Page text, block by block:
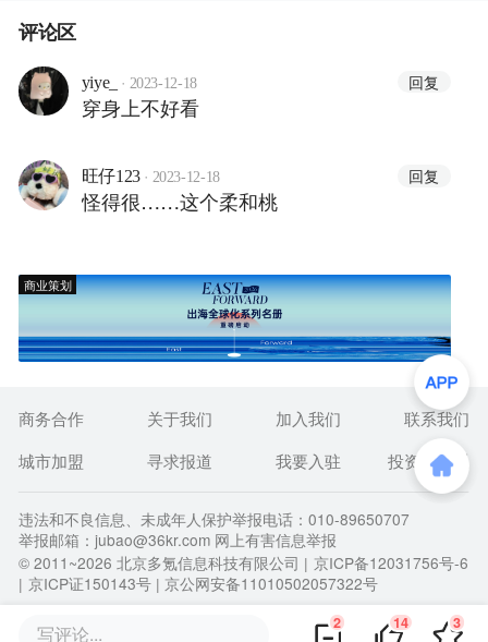
评论区
yiye_ · 2023-12-18 回复
穿身上不好看
旺仔123 · 2023-12-18 回复
怪得很……这个柔和桃
商业策划
写评论... 2 14 3
商务合作 关于我们 加入我们
联系我们
城市加盟
寻求报道 我要入驻 投资者关系
违法和不良信息、未成年人保护举报电话：010-89650707
举报邮箱：jubao@36kr.com 网上有害信息举报
© 2011~2026 北京多氪信息科技有限公司 | 京ICP备12031756号-6
| 京ICP证150143号 | 京公网安备11010502057322号